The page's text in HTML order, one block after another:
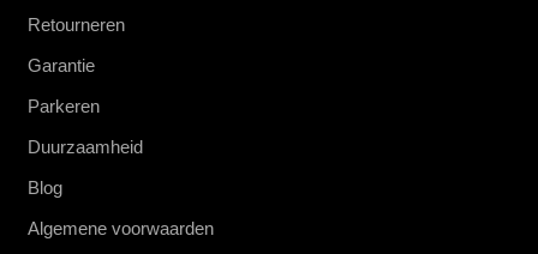
Retourneren
Garantie
Parkeren
Duurzaamheid
Blog
Algemene voorwaarden